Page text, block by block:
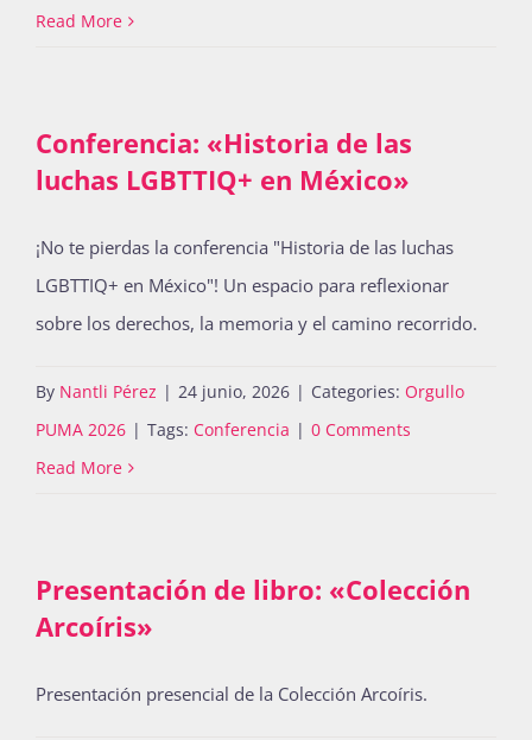
Read More
Conferencia: «Historia de las
luchas LGBTTIQ+ en México»
¡No te pierdas la conferencia "Historia de las luchas
LGBTTIQ+ en México"! Un espacio para reflexionar
sobre los derechos, la memoria y el camino recorrido.
By Nantli Pérez | 24 junio, 2026 | Categories: Orgullo
PUMA 2026 | Tags: Conferencia | 0 Comments
Read More
Presentación de libro: «Colección
Arcoíris»
Presentación presencial de la Colección Arcoíris.